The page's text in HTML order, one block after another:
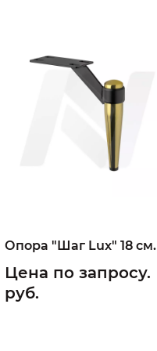
Опора "Шаг Lux" 18 см.
Цена по запросу.
руб.